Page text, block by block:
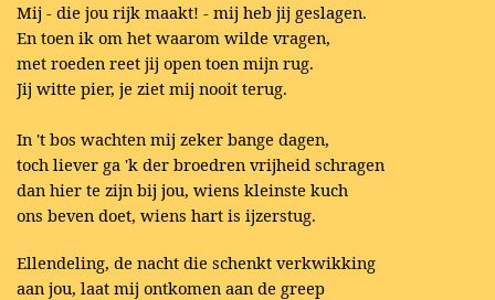
Mij - die jou rijk maakt! - mij heb jij geslagen.
En toen ik om het waarom wilde vragen,
met roeden reet jij open toen mijn rug.
Jij witte pier, je ziet mij nooit terug.
In 't bos wachten mij zeker bange dagen,
toch liever ga 'k der broedren vrijheid schragen
dan hier te zijn bij jou, wiens kleinste kuch
ons beven doet, wiens hart is ijzerstug.
Ellendeling, de nacht die schenkt verkwikking
aan jou, laat mij ontkomen aan de greep